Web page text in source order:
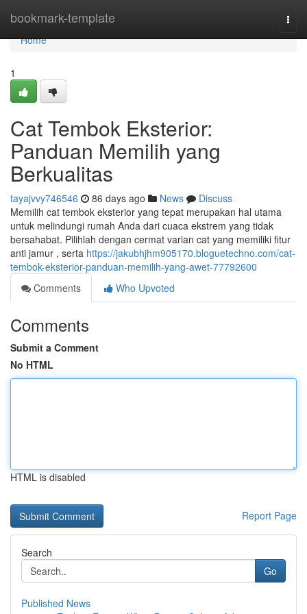
bookmark-template
Home
Home
1
Cat Tembok Eksterior:
Panduan Memilih yang
Berkualitas
tayajvvy746546 86 days ago News
Discuss
Memilih cat tembok eksterior yang tepat merupakan hal utama
untuk melindungi rumah Anda dari cuaca ekstrem yang tidak
bersahabat. Pilihlah dengan cermat varian cat yang memiliki fitur
anti jamur , serta https://jakubhjhm905170.bloguetechno.com/cat-
tembok-eksterior-panduan-memilih-yang-awet-77792600
Comments
Who Upvoted
Comments
Submit a Comment
No HTML
HTML is disabled
Report Page
Search
Go
Published News